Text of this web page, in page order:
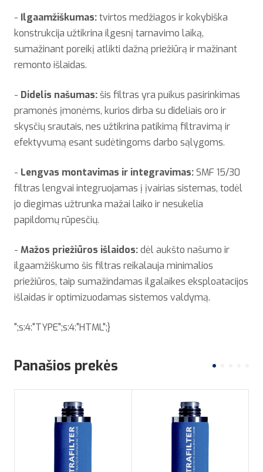
- Ilgaamžiškumas:tvirtos medžiagos ir kokybiška
konstrukcija užtikrina ilgesnį tarnavimo laiką,
sumažinant poreikį atlikti dažną priežiūrą ir mažinant
remonto išlaidas.
- Didelis našumas:šis filtras yra puikus pasirinkimas
pramonės įmonėms, kurios dirba su dideliais oro ir
skysčių srautais, nes užtikrina patikimą filtravimą ir
efektyvumą esant sudėtingoms darbo sąlygoms.
- Lengvas montavimas ir integravimas:SMF 15/30
filtras lengvai integruojamas į įvairias sistemas, todėl
jo diegimas užtrunka mažai laiko ir nesukelia
papildomų rūpesčių.
- Mažos priežiūros išlaidos:dėl aukšto našumo ir
ilgaamžiškumo šis filtras reikalauja minimalios
priežiūros, taip sumažindamas ilgalaikes eksploatacijos
išlaidas ir optimizuodamas sistemos valdymą.
";s:4:"TYPE";s:4:"HTML";}
Panašios prekės